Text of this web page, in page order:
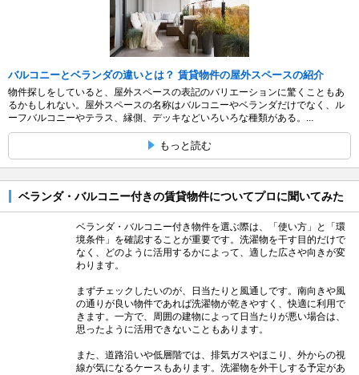
バルコニーとベランダの違いとは？ 賃貸物件の屋外スペースの紹介
物件探しをしていると、屋外スペースの表記のバリエーションに驚くこともあ
るかもしれない。屋外スペースの名称はバルコニーやベランダだけでなく、ル
ーフバルコニーやテラス、縁側、デッキなどいろいろな種類がある。...
もっと読む
ベランダ・バルコニー付きの賃貸物件についてプロに聞いてみた
ベランダ・バルコニー付き物件を選ぶ際は、「使い方」と「環
境条件」を確認することが重要です。洗濯物を干す目的だけで
なく、どのように活用するかによって、適した広さや向きが変
わります。
まずチェックしたいのが、日当たりと風通しです。南向きや風
の通りが良い物件であれば洗濯物が乾きやすく、快適に利用で
きます。一方で、周囲の建物によって日当たりが悪い場合は、
思ったように活用できないこともあります。
また、道路沿いや低層階では、排気ガスやほこり、外からの視
線が気になるケースもあります。洗濯物を外干しする予定があ